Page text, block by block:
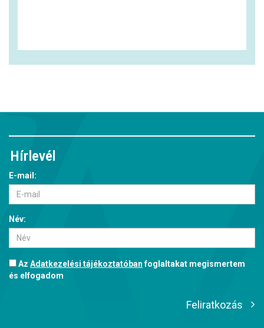
Hírlevél
E-mail:
Név:
Az Adatkezelési tájékoztatóbanfoglaltakat megismertem
és elfogadom
Feliratkozás